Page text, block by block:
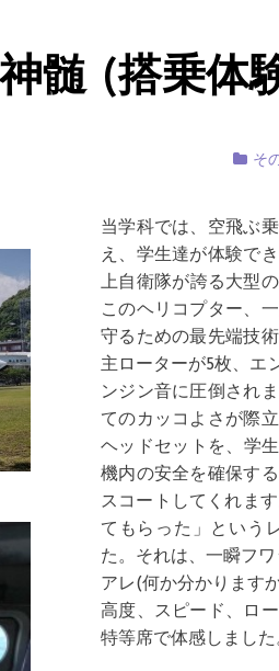
髄 (搭乗体
そ
当学科では、空飛ぶ
え、学生達が体験で
上自衛隊が誇る大型
このヘリコプター、
守るための最先端技
主ローターが5枚、エ
ンジン音に圧倒され
てのカッコよさが際
ヘッドセットを、学
機内の安全を確保す
スコートしてくれま
てもらった」という
た。それは、一瞬フ
アレ(何か分かります
高度、スピード、ロ
特等席で体感しました